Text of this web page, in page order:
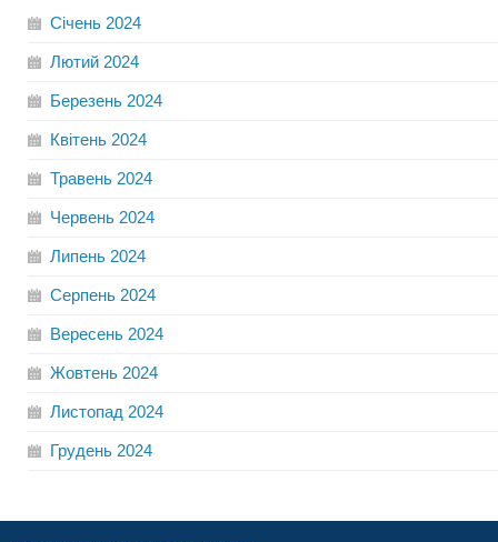
Січень 2024
Лютий 2024
Березень 2024
Квітень 2024
Травень 2024
Червень 2024
Липень 2024
Серпень 2024
Вересень 2024
Жовтень 2024
Листопад 2024
Грудень 2024